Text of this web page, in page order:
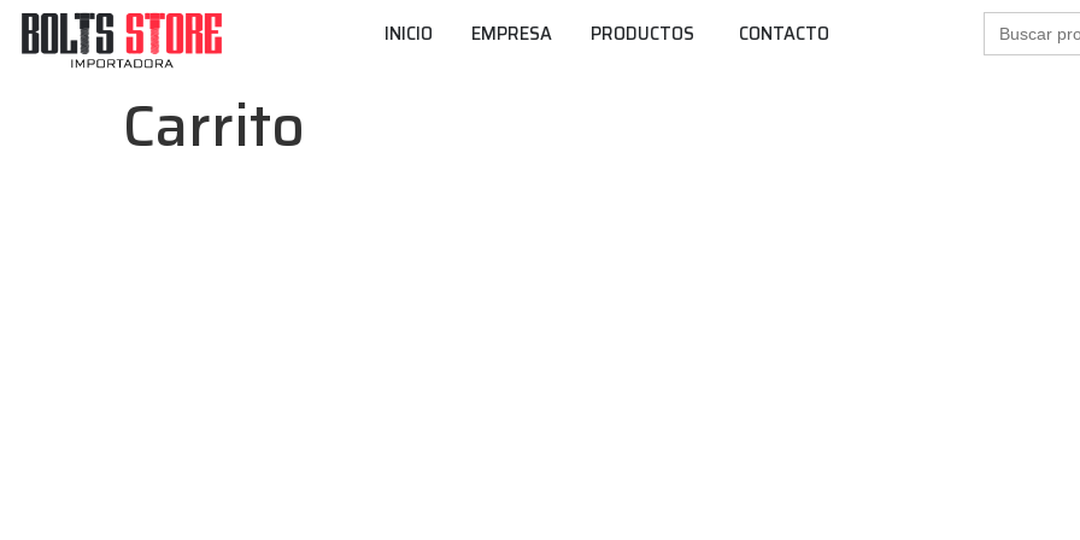
INICIO EMPRESA PRODUCTOS CONTACTO
Buscar:
Carrito